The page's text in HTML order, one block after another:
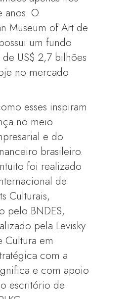
anos. O
Museum of Art de
um fundo
US$ 2,7 bilhões
no mercado
esses inspiram
no meio
e do
brasileiro.
foi realizado
de
Culturais,
pelo BNDES,
pela Levisky
Cultura em
com a
e com apoio
escritório de